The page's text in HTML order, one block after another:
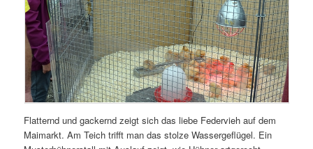
Flatternd und gackernd zeigt sich das liebe Federvieh auf dem
Maimarkt. Am Teich trifft man das stolze Wassergeflügel. Ein